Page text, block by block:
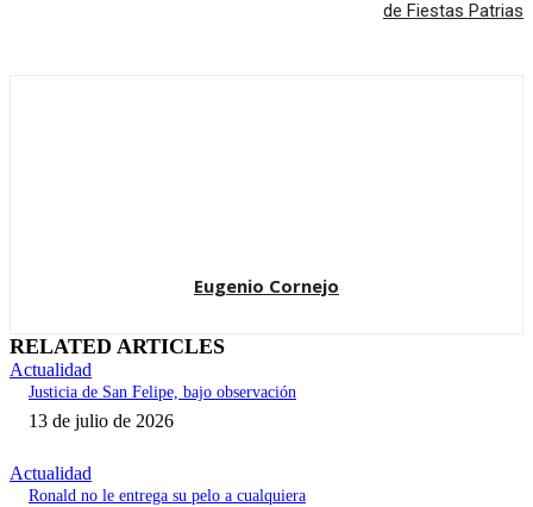
de Fiestas Patrias
Eugenio Cornejo
RELATED ARTICLES
Actualidad
Justicia de San Felipe, bajo observación
13 de julio de 2026
Actualidad
Ronald no le entrega su pelo a cualquiera